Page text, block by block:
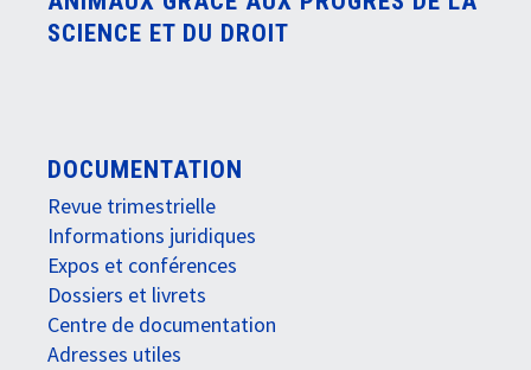
SCIENCE ET DU DROIT
DOCUMENTATION
Revue trimestrielle
Informations juridiques
Expos et conférences
Dossiers et livrets
Centre de documentation
Adresses utiles